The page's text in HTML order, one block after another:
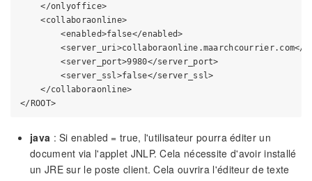
    </onlyoffice>
    <collaboraonline>
        <enabled>false</enabled>
<server_uri>collaboraonline.maarchcourrier.com</
        <server_port>9980</server_port>
        <server_ssl>false</server_ssl>
    </collaboraonline>
java : Si enabled = true, l'utilisateur pourra éditer un
document via l'applet JNLP. Cela nécessite d'avoir installé
un JRE sur le poste client. Cela ouvrira l'éditeur de texte